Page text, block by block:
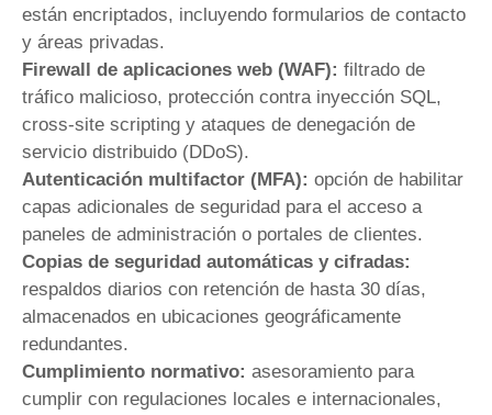
están encriptados, incluyendo formularios de contacto
y áreas privadas.
Firewall de aplicaciones web (WAF): filtrado de
tráfico malicioso, protección contra inyección SQL,
cross-site scripting y ataques de denegación de
servicio distribuido (DDoS).
Autenticación multifactor (MFA): opción de habilitar
capas adicionales de seguridad para el acceso a
paneles de administración o portales de clientes.
Copias de seguridad automáticas y cifradas:
respaldos diarios con retención de hasta 30 días,
almacenados en ubicaciones geográficamente
redundantes.
Cumplimiento normativo: asesoramiento para
cumplir con regulaciones locales e internacionales,